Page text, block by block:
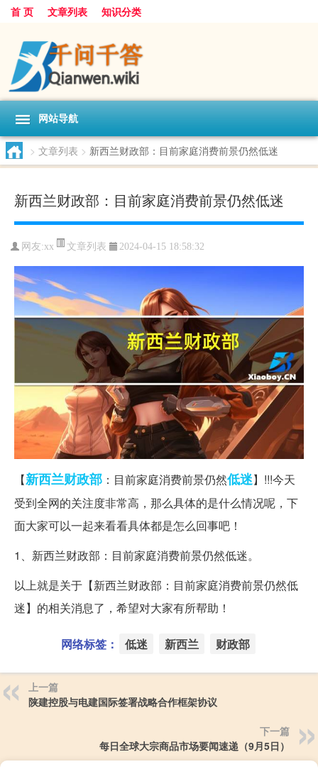
首 页 文章列表 知识分类
网站导航
> 文章列表 > 新西兰财政部：目前家庭消费前景仍然低迷
新西兰财政部：目前家庭消费前景仍然低迷
网友:xx 文章列表 2024-04-15 18:58:32
【新西兰财政部 ：目前家庭消费前景仍然低迷】!!!今天
受到全网的关注度非常高，那么具体的是什么情况呢，下
面大家可以一起来看看具体都是怎么回事吧！
1、新西兰财政部：目前家庭消费前景仍然低迷。
以上就是关于【新西兰财政部：目前家庭消费前景仍然低
迷】的相关消息了，希望对大家有所帮助！
网络标签： 低迷 新西兰 财政部
上一篇
陕建控股与电建国际签署战略合作框架协议
下一篇
每日全球大宗商品市场要闻速递（9月5日）